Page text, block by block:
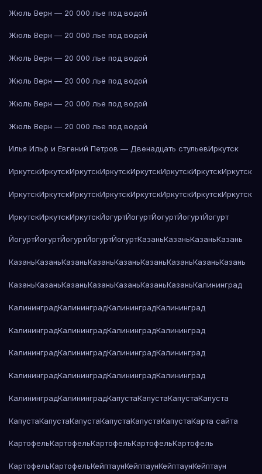
Жюль Верн — 20 000 лье под водой
Жюль Верн — 20 000 лье под водой
Жюль Верн — 20 000 лье под водой
Жюль Верн — 20 000 лье под водой
Жюль Верн — 20 000 лье под водой
Жюль Верн — 20 000 лье под водой
Илья Ильф и Евгений Петров — Двенадцать стульевИркутск
ИркутскИркутскИркутскИркутскИркутскИркутскИркутскИркутск
ИркутскИркутскИркутскИркутскИркутскИркутскИркутскИркутск
ИркутскИркутскИркутскЙогуртЙогуртЙогуртЙогуртЙогурт
ЙогуртЙогуртЙогуртЙогуртЙогуртКазаньКазаньКазаньКазань
КазаньКазаньКазаньКазаньКазаньКазаньКазаньКазаньКазань
КазаньКазаньКазаньКазаньКазаньКазаньКазаньКалининград
КалининградКалининградКалининградКалининград
КалининградКалининградКалининградКалининград
КалининградКалининградКалининградКалининград
КалининградКалининградКалининградКалининград
КалининградКалининградКапустаКапустаКапустаКапуста
КапустаКапустаКапустаКапустаКапустаКапустаКарта сайта
КартофельКартофельКартофельКартофельКартофель
КартофельКартофельКейптаунКейптаунКейптаунКейптаун